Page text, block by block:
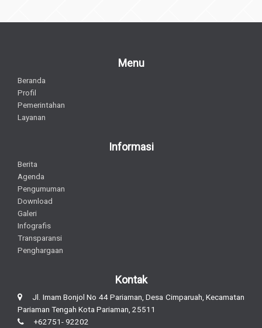
Menu
Beranda
Profil
Pemerintahan
Layanan
Informasi
Berita
Agenda
Pengumuman
Download
Galeri
Infografis
Transparansi
Penghargaan
Kontak
Jl. Imam Bonjol No 44 Pariaman, Desa Cimparuah, Kecamatan
Pariaman Tengah Kota Pariaman, 25511
+62751- 92202